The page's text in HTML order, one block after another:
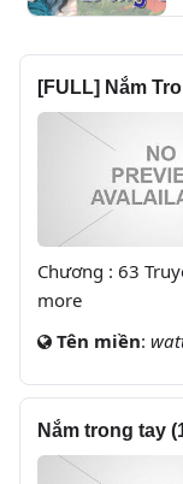
[FULL] Nắm
Chương : 63
more
Tên miền:
Nắm trong tay